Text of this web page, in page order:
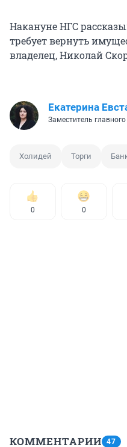
Накануне НГС
требует вернуть
владелец, Николай
Екатерина
Заместитель
Холидей Торги
0 0
КОММЕНТАРИИ 47